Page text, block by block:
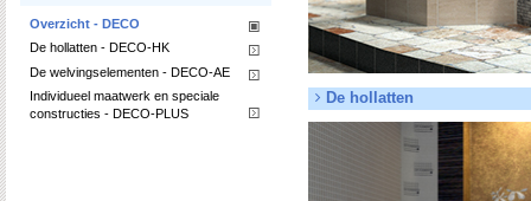
Overzicht - DECO
De hollatten - DECO-HK
De welvingselementen - DECO-AE
Individueel maatwerk en speciale
constructies - DECO-PLUS
De hollatten